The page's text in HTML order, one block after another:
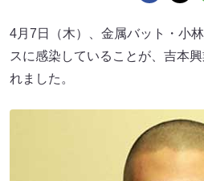
4月7日（木）、金属バット・小
スに感染していることが、吉本
れました。